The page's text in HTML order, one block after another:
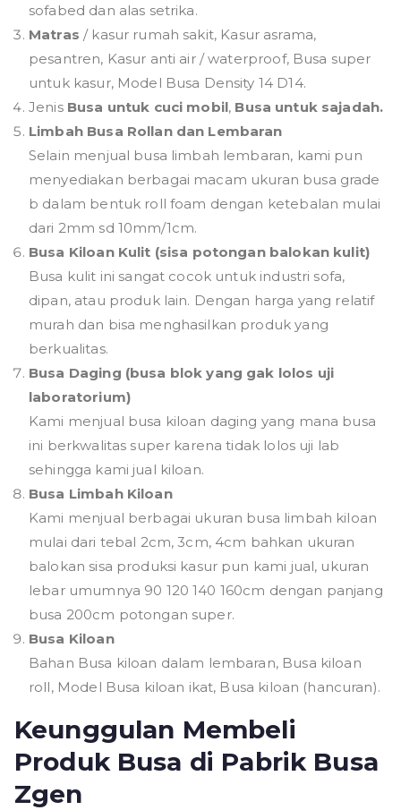
sofabed dan alas setrika.
Matras / kasur rumah sakit, Kasur asrama,
pesantren, Kasur anti air / waterproof, Busa super
untuk kasur, Model Busa Density 14 D14.
Jenis Busa untuk cuci mobil, Busa untuk sajadah.
Limbah Busa Rollan dan Lembaran
Selain menjual busa limbah lembaran, kami pun
menyediakan berbagai macam ukuran busa grade
b dalam bentuk roll foam dengan ketebalan mulai
dari 2mm sd 10mm/1cm.
Busa Kiloan Kulit (sisa potongan balokan kulit)
Busa kulit ini sangat cocok untuk industri sofa,
dipan, atau produk lain. Dengan harga yang relatif
murah dan bisa menghasilkan produk yang
berkualitas.
Busa Daging (busa blok yang gak lolos uji
laboratorium)
Kami menjual busa kiloan daging yang mana busa
ini berkwalitas super karena tidak lolos uji lab
sehingga kami jual kiloan.
Busa Limbah Kiloan
Kami menjual berbagai ukuran busa limbah kiloan
mulai dari tebal 2cm, 3cm, 4cm bahkan ukuran
balokan sisa produksi kasur pun kami jual, ukuran
lebar umumnya 90 120 140 160cm dengan panjang
busa 200cm potongan super.
Busa Kiloan
Bahan Busa kiloan dalam lembaran, Busa kiloan
roll, Model Busa kiloan ikat, Busa kiloan (hancuran).
Keunggulan Membeli
Produk Busa di Pabrik Busa
Zgen